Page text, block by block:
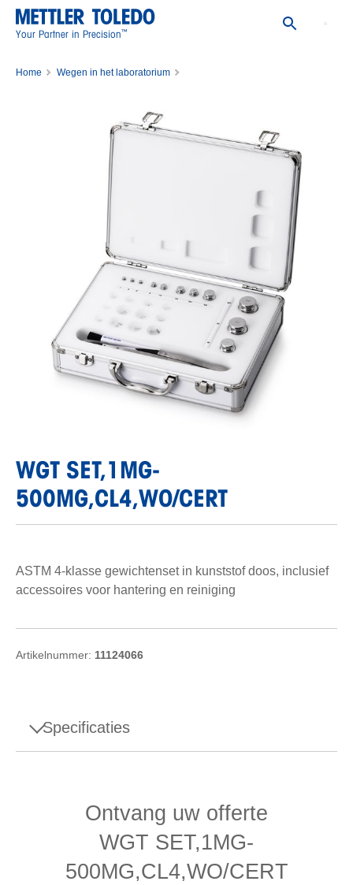
Your Partner in Precision™
Home
Wegen in het laboratorium
WGT SET,1MG-500MG,CL4,WO/CERT
WGT SET,1MG-
500MG,CL4,WO/CERT
ASTM 4-klasse gewichtenset in kunststof doos, inclusief
accessoires voor hantering en reiniging
Artikelnummer: 11124066
Specificaties
Dichtheid ρ 7950 (± 140) kg/m³
Ontvang uw offerte
WGT SET,1MG-
500MG,CL4,WO/CERT